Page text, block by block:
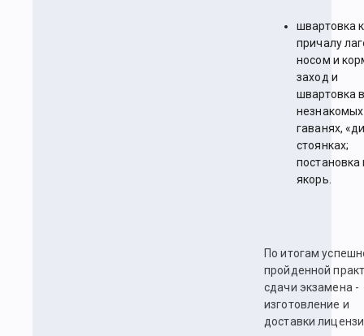
швартовка к
причалу
носом и
заход и
швартовка
незнакомых
гаванях,
стоянках;
постановка
якорь.
По итогам
пройденной
сдачи экзамена -
изготовление и
доставки